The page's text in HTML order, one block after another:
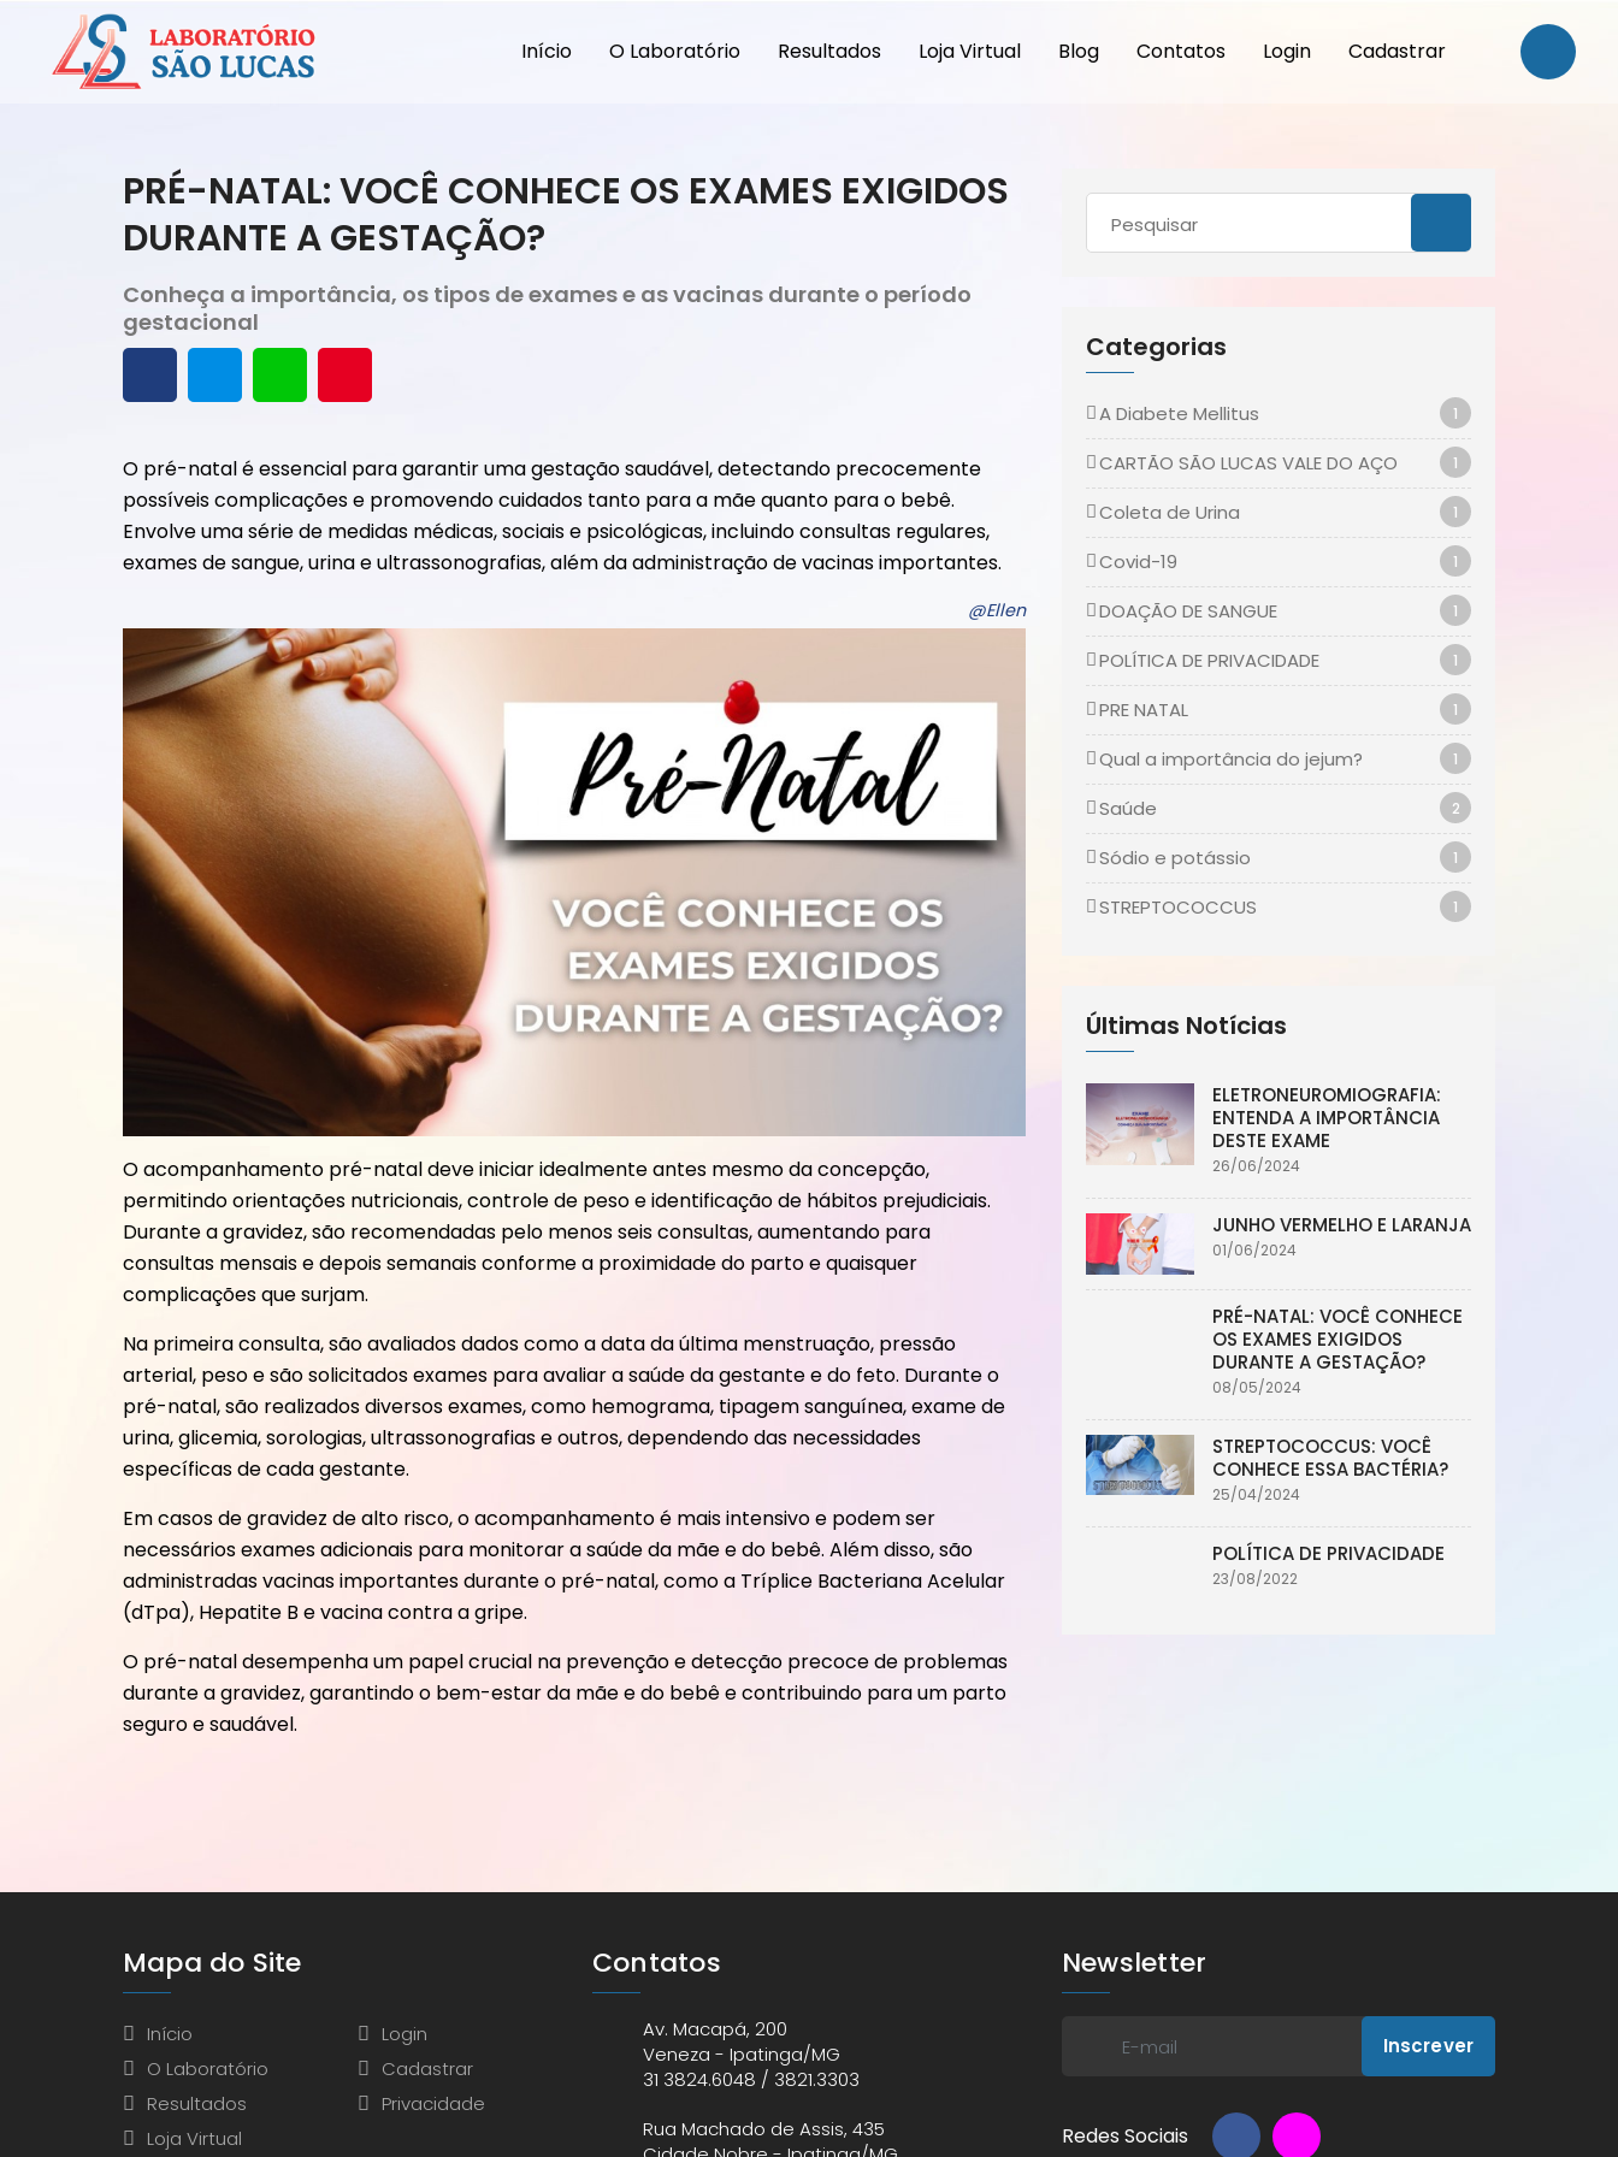
Início O Laboratório Resultados Loja Virtual Blog Contatos Login Cadastrar
PRÉ-NATAL: VOCÊ CONHECE OS EXAMES EXIGIDOS
DURANTE A GESTAÇÃO?
Conheça a importância, os tipos de exames e as vacinas durante o período
gestacional
O pré-natal é essencial para garantir uma gestação saudável, detectando precocemente
possíveis complicações e promovendo cuidados tanto para a mãe quanto para o bebê.
Envolve uma série de medidas médicas, sociais e psicológicas, incluindo consultas regulares,
exames de sangue, urina e ultrassonografias, além da administração de vacinas importantes.
@Ellen
O acompanhamento pré-natal deve iniciar idealmente antes mesmo da concepção,
permitindo orientações nutricionais, controle de peso e identificação de hábitos prejudiciais.
Durante a gravidez, são recomendadas pelo menos seis consultas, aumentando para
consultas mensais e depois semanais conforme a proximidade do parto e quaisquer
complicações que surjam.
Na primeira consulta, são avaliados dados como a data da última menstruação, pressão
arterial, peso e são solicitados exames para avaliar a saúde da gestante e do feto. Durante o
pré-natal, são realizados diversos exames, como hemograma, tipagem sanguínea, exame de
urina, glicemia, sorologias, ultrassonografias e outros, dependendo das necessidades
específicas de cada gestante.
Em casos de gravidez de alto risco, o acompanhamento é mais intensivo e podem ser
necessários exames adicionais para monitorar a saúde da mãe e do bebê. Além disso, são
administradas vacinas importantes durante o pré-natal, como a Tríplice Bacteriana Acelular
(dTpa), Hepatite B e vacina contra a gripe.
O pré-natal desempenha um papel crucial na prevenção e detecção precoce de problemas
durante a gravidez, garantindo o bem-estar da mãe e do bebê e contribuindo para um parto
seguro e saudável.
Categorias
A Diabete Mellitus 1
CARTÃO SÃO LUCAS VALE DO AÇO 1
Coleta de Urina 1
Covid-19 1
DOAÇÃO DE SANGUE 1
POLÍTICA DE PRIVACIDADE 1
PRE NATAL 1
Qual a importância do jejum? 1
Saúde 2
Sódio e potássio 1
STREPTOCOCCUS 1
Últimas Notícias
ELETRONEUROMIOGRAFIA:
ENTENDA A IMPORTÂNCIA
DESTE EXAME
26/06/2024
JUNHO VERMELHO E LARANJA
01/06/2024
PRÉ-NATAL: VOCÊ CONHECE
OS EXAMES EXIGIDOS
DURANTE A GESTAÇÃO?
08/05/2024
STREPTOCOCCUS: VOCÊ
CONHECE ESSA BACTÉRIA?
25/04/2024
POLÍTICA DE PRIVACIDADE
23/08/2022
Mapa do Site
Início
O Laboratório
Resultados
Loja Virtual
Login
Cadastrar
Privacidade
Contatos
Av. Macapá, 200
Veneza - Ipatinga/MG
31 3824.6048 / 3821.3303
Rua Machado de Assis, 435
Newsletter
Inscrever
Redes Sociais